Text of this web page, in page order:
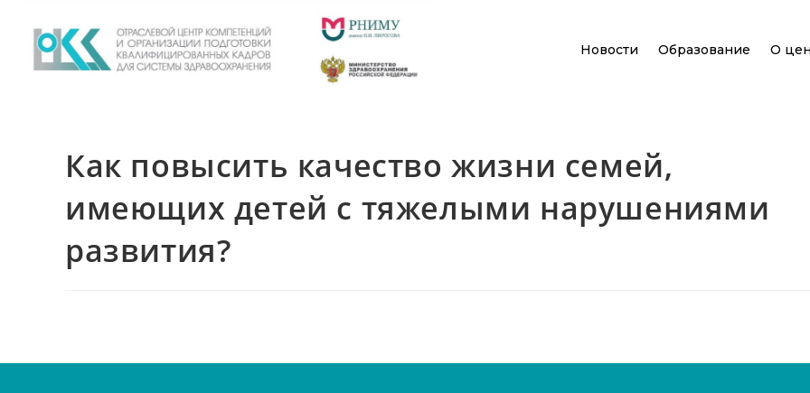
Новости Образование О
Как повысить качество жизни семей,
имеющих детей с тяжелыми нарушениями
развития?